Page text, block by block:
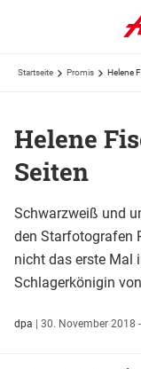
Startseite Promis Helene
Helene
Seiten
Schwarzweiß und
den Starfotografen
nicht das erste Mal
Schlagerkönigin
dpa | 30. November 2018